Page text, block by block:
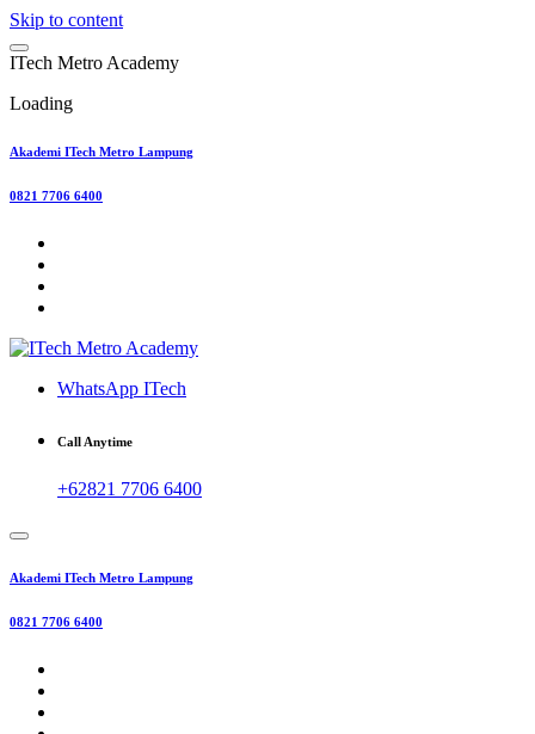
Skip to content
ITech Metro Academy
Loading
Akademi ITech Metro Lampung
0821 7706 6400
WhatsApp ITech
Call Anytime
+62821 7706 6400
Akademi ITech Metro Lampung
0821 7706 6400